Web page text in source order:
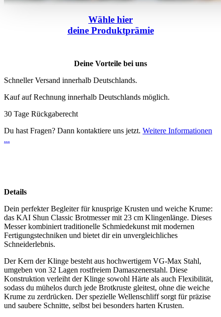
Wähle hier
deine Produktprämie
Deine Vorteile bei uns
Schneller Versand innerhalb Deutschlands.
Kauf auf Rechnung innerhalb Deutschlands möglich.
30 Tage Rückgaberecht
Du hast Fragen? Dann kontaktiere uns jetzt. Weitere Informationen
...
Details
Dein perfekter Begleiter für knusprige Krusten und weiche Krume:
das KAI Shun Classic Brotmesser mit 23 cm Klingenlänge. Dieses
Messer kombiniert traditionelle Schmiedekunst mit modernen
Fertigungstechniken und bietet dir ein unvergleichliches
Schneiderlebnis.
Der Kern der Klinge besteht aus hochwertigem VG-Max Stahl,
umgeben von 32 Lagen rostfreiem Damaszenerstahl. Diese
Konstruktion verleiht der Klinge sowohl Härte als auch Flexibilität,
sodass du mühelos durch jede Brotkruste gleitest, ohne die weiche
Krume zu zerdrücken. Der spezielle Wellenschliff sorgt für präzise
und saubere Schnitte, selbst bei besonders harten Krusten.